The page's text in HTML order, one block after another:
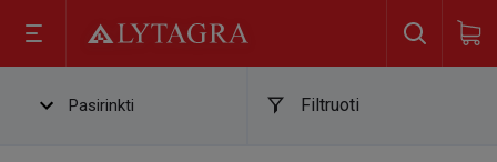
Pasirinkti Filtruoti